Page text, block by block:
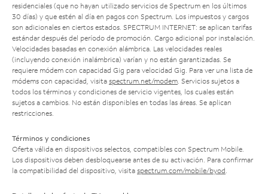
residenciales (que no hayan utilizado servicios de Spectrum en los últimos
30 días) y que estén al día en pagos con Spectrum. Los impuestos y cargos
son adicionales en ciertos estados. SPECTRUM INTERNET: se aplican tarifas
estándar después del período de promoción. Cargo adicional por instalación.
Velocidades basadas en conexión alámbrica. Las velocidades reales
(incluyendo conexión inalámbrica) varían y no están garantizadas. Se
requiere módem con capacidad Gig para velocidad Gig. Para ver una lista de
módems con capacidad, visita spectrum.net/modem . Servicios sujetos a
todos los términos y condiciones de servicio vigentes, los cuales están
sujetos a cambios. No están disponibles en todas las áreas. Se aplican
restricciones.
Términos y condiciones
Oferta válida en dispositivos selectos, compatibles con Spectrum Mobile.
Los dispositivos deben desbloquearse antes de su activación. Para confirmar
la compatibilidad del dispositivo, visita spectrum.com/mobile/byod